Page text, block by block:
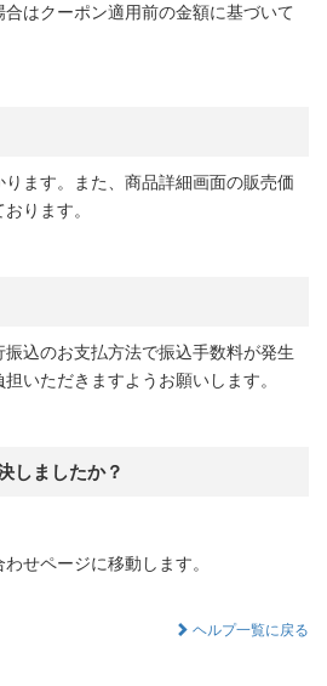
はクーポン適用前の金額に基づいて
ます。また、商品詳細画面の販売価
ります。
込のお支払方法で振込手数料が発生
いただきますようお願いします。
しましたか？
せページに移動します。
ヘルプ一覧に戻る